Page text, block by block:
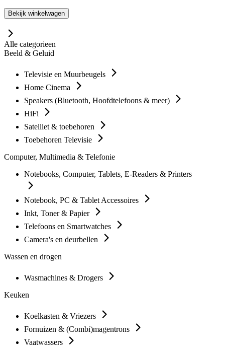
Bekijk winkelwagen
Alle categorieen
Beeld & Geluid
Televisie en Muurbeugels
Home Cinema
Speakers (Bluetooth, Hoofdtelefoons & meer)
HiFi
Satelliet & toebehoren
Toebehoren Televisie
Computer, Multimedia & Telefonie
Notebooks, Computer, Tablets, E-Readers & Printers
Notebook, PC & Tablet Accessoires
Inkt, Toner & Papier
Telefoons en Smartwatches
Camera's en deurbellen
Wassen en drogen
Wasmachines & Drogers
Keuken
Koelkasten & Vriezers
Fornuizen & (Combi)magentrons
Vaatwassers